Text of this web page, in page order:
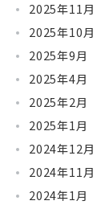
2025年11月
2025年10月
2025年9月
2025年4月
2025年2月
2025年1月
2024年12月
2024年11月
2024年1月